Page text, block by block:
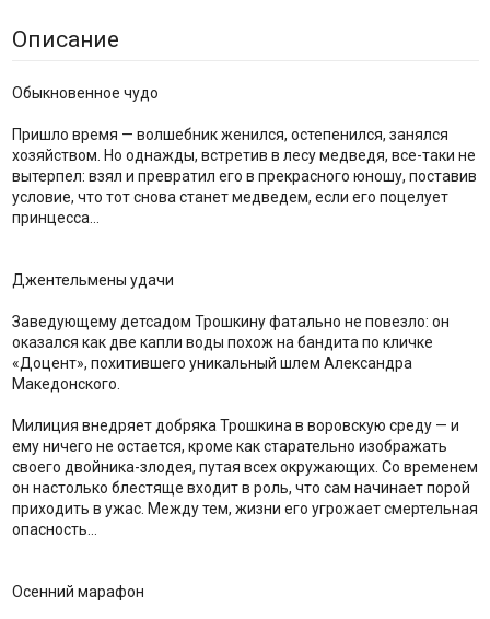
Описание
Обыкновенное чудо
Пришло время — волшебник женился, остепенился, занялся
хозяйством. Но однажды, встретив в лесу медведя, все-таки не
вытерпел: взял и превратил его в прекрасного юношу, поставив
условие, что тот снова станет медведем, если его поцелует
принцесса…
Джентельмены удачи
Заведующему детсадом Трошкину фатально не повезло: он
оказался как две капли воды похож на бандита по кличке
«Доцент», похитившего уникальный шлем Александра
Македонского.
Милиция внедряет добряка Трошкина в воровскую среду — и
ему ничего не остается, кроме как старательно изображать
своего двойника-злодея, путая всех окружающих. Со временем
он настолько блестяще входит в роль, что сам начинает порой
приходить в ужас. Между тем, жизни его угрожает смертельная
опасность…
Осенний марафон